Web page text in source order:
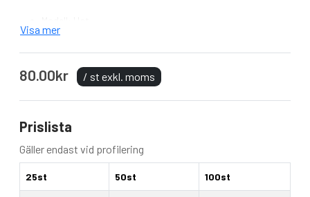
Material: 100% bomull
Vikt: 155 g/m²
Skötselråd: Tvätt 40 ° C
Fairtrade-certifierad bomull
Certifierad ekologisk kammad bomull
Visa mer
80.00kr / st exkl. moms
Prislista
Gäller endast vid profilering
25st 50st 100st